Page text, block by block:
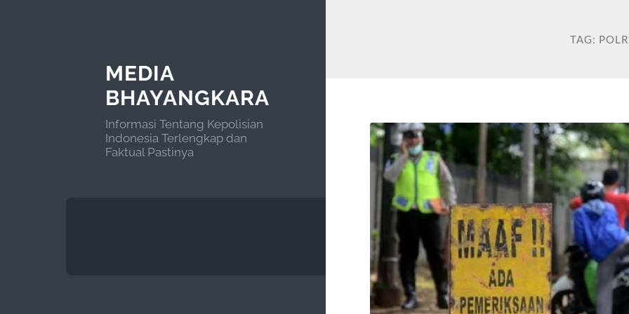
MEDIA
BHAYANGKARA
Informasi Tentang Kepolisian
Indonesia Terlengkap dan
Faktual Pastinya
TAG: